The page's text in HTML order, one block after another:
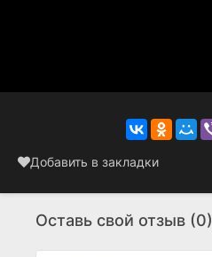
Добавить в закладки
Оставь свой отзыв (0)